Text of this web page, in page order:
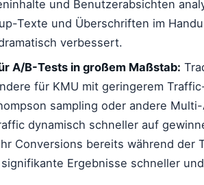
und Benutzerabsichten
Texte und Überschriften im
verbessert.
A/B-Tests in großem Maßstab:
für KMU mit geringerem
sampling oder andere
dynamisch schneller auf
Conversions bereits während der
Ergebnisse schneller